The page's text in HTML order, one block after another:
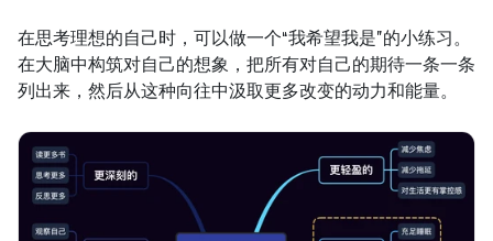
在思考理想的自己时，可以做一个“我希望我是”的小练习。
在大脑中构筑对自己的想象，把所有对自己的期待一条一条
列出来，然后从这种向往中汲取更多改变的动力和能量。